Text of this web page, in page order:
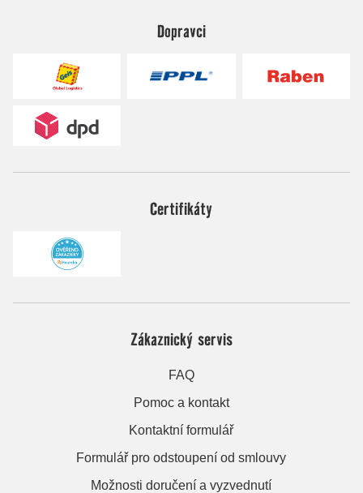
Dopravci
Certifikáty
Zákaznický servis
FAQ
Pomoc a kontakt
Kontaktní formulář
Formulář pro odstoupení od smlouvy
Možnosti doručení a vyzvednutí